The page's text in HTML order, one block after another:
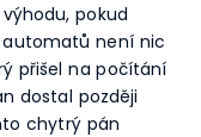
pokud
není nic
přišel na počítání
dostal později
chytrý pán